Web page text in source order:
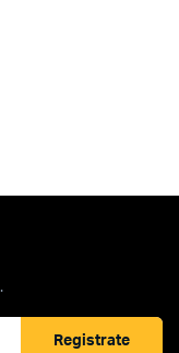
.
Registrate